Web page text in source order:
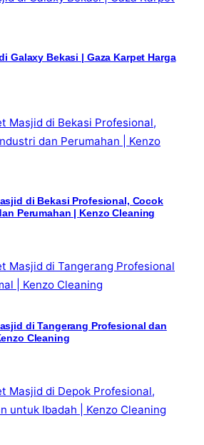
Galaxy Bekasi | Gaza Karpet Harga
di Bekasi Profesional, Cocok
Perumahan | Kenzo Cleaning
di Tangerang Profesional dan
Cleaning